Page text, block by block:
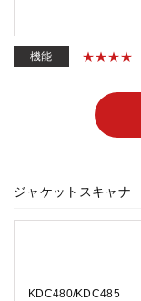
機能
ジャケットスキャナ
KDC480/KDC485